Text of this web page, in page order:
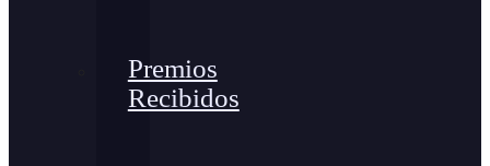
Premios
Recibidos